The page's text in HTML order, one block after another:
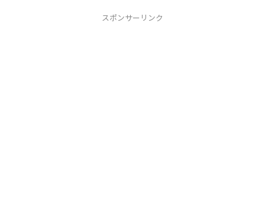
スポンサーリンク